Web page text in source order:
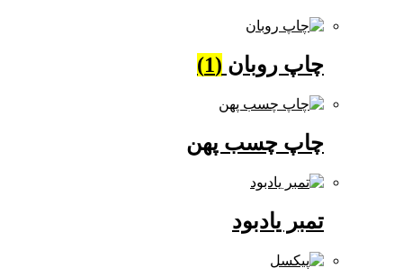
چاپ روبان(1)
چاپ چسب پهن
تمبر یادبود